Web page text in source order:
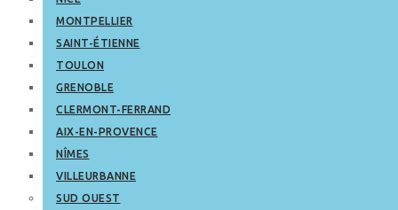
MONTPELLIER
SAINT-ÉTIENNE
TOULON
GRENOBLE
CLERMONT-FERRAND
AIX-EN-PROVENCE
NÎMES
VILLEURBANNE
SUD OUEST